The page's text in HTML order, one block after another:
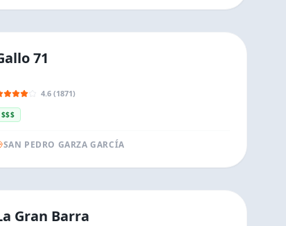
71
4.6 (1871)
$$$
SAN PEDRO GARZA GARCÍA
Gran Barra